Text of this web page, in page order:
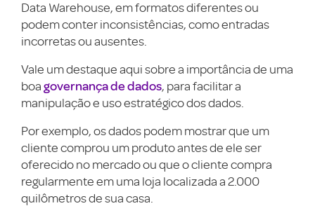
Data Warehouse, em formatos diferentes ou
podem conter inconsistências, como entradas
incorretas ou ausentes.
Vale um destaque aqui sobre a importância de uma
boa governança de dados, para facilitar a
manipulação e uso estratégico dos dados.
Por exemplo, os dados podem mostrar que um
cliente comprou um produto antes de ele ser
oferecido no mercado ou que o cliente compra
regularmente em uma loja localizada a 2.000
quilômetros de sua casa.